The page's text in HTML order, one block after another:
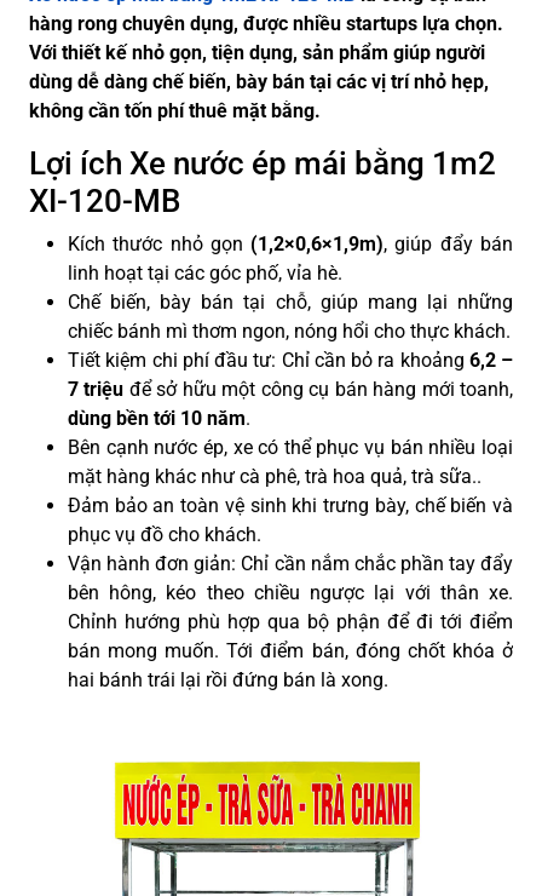
hàng rong chuyên dụng, được nhiều startups lựa chọn.
Với thiết kế nhỏ gọn, tiện dụng, sản phẩm giúp người
dùng dễ dàng chế biến, bày bán tại các vị trí nhỏ hẹp,
không cần tốn phí thuê mặt bằng.
Lợi ích Xe nước ép mái bằng 1m2
XI-120-MB
Kích thước nhỏ gọn (1,2×0,6×1,9m), giúp đẩy bán
linh hoạt tại các góc phố, vỉa hè.
Chế biến, bày bán tại chỗ, giúp mang lại những
chiếc bánh mì thơm ngon, nóng hổi cho thực khách.
Tiết kiệm chi phí đầu tư: Chỉ cần bỏ ra khoảng 6,2–
7 triệu để sở hữu một công cụ bán hàng mới toanh,
dùng bền tới 10 năm.
Bên cạnh nước ép, xe có thể phục vụ bán nhiều loại
mặt hàng khác như cà phê, trà hoa quả, trà sữa..
Đảm bảo an toàn vệ sinh khi trưng bày, chế biến và
phục vụ đồ cho khách.
Vận hành đơn giản: Chỉ cần nắm chắc phần tay đẩy
bên hông, kéo theo chiều ngược lại với thân xe.
Chỉnh hướng phù hợp qua bộ phận để đi tới điểm
bán mong muốn. Tới điểm bán, đóng chốt khóa ở
hai bánh trái lại rồi đứng bán là xong.